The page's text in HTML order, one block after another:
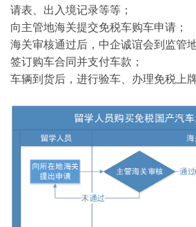
请表、出入境记录等等；
向主管地海关提交免税车购车申请；
海关审核通过后，中企诚谊会到监管
签订购车合同并支付车款；
车辆到货后，进行验车、办理免税上